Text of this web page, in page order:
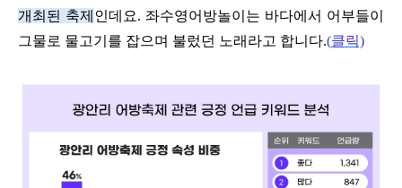
개최된 축제 인데요. 좌수영어방놀이는 바다에서 어부들이
그물로 물고기를 잡으며 불렀던 노래라고 합니다.(클릭)